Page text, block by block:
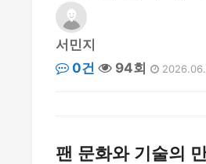
서민지
0건
94회
팬 문화와 기술의